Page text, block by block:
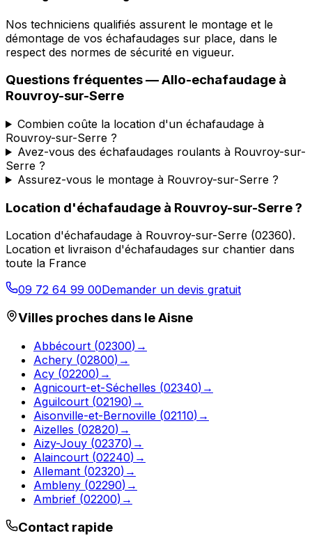
Nos techniciens qualifiés assurent le montage et le
démontage de vos échafaudages sur place, dans le
respect des normes de sécurité en vigueur.
Questions fréquentes —Allo-echafaudage à
Rouvroy-sur-Serre
Combien coûte la location d'un échafaudage à
Rouvroy-sur-Serre ?
Avez-vous des échafaudages roulants à Rouvroy-sur-
Serre ?
Assurez-vous le montage à Rouvroy-sur-Serre ?
Location d'échafaudage à Rouvroy-sur-Serre?
Location d'échafaudage à Rouvroy-sur-Serre (02360).
Location et livraison d'échafaudages sur chantier dans
toute la France
09 72 64 99 00Demander un devis gratuit
Villes proches dans leAisne
Abbécourt (02300) →
Achery (02800) →
Acy (02200) →
Agnicourt-et-Séchelles (02340) →
Aguilcourt (02190) →
Aisonville-et-Bernoville (02110) →
Aizelles (02820) →
Aizy-Jouy (02370) →
Alaincourt (02240) →
Allemant (02320) →
Ambleny (02290) →
Ambrief (02200) →
Contact rapide